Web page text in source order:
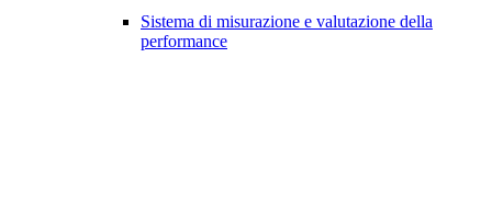
Sistema di misurazione e valutazione della
performance